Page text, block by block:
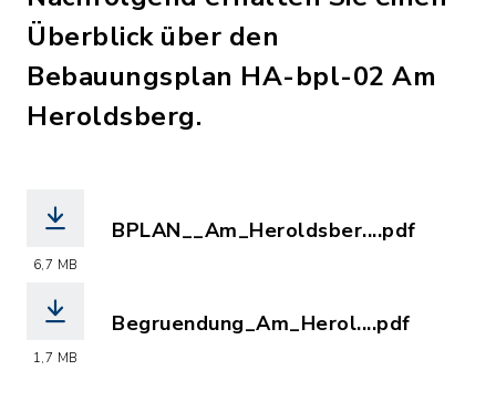
Überblick über den
Bebauungsplan HA-bpl-02 Am
Heroldsberg.
6,7 MB
BPLAN__Am_Heroldsber....pdf
1,7 MB
Begruendung_Am_Herol....pdf